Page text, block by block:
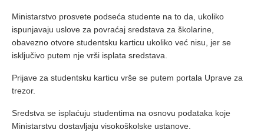
Ministarstvo prosvete podseća studente na to da, ukoliko
ispunjavaju uslove za povraćaj sredstava za školarine,
obavezno otvore studentsku karticu ukoliko već nisu, jer se
isključivo putem nje vrši isplata sredstava.
Prijave za studentsku karticu vrše se putem portala Uprave za
trezor.
Sredstva se isplaćuju studentima na osnovu podataka koje
Ministarstvu dostavljaju visokoškolske ustanove.